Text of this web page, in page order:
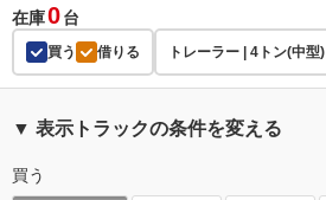
在庫0台
買う 借りる トレーラー | 4トン(中型)
▼ 表示トラックの条件を変える
買う